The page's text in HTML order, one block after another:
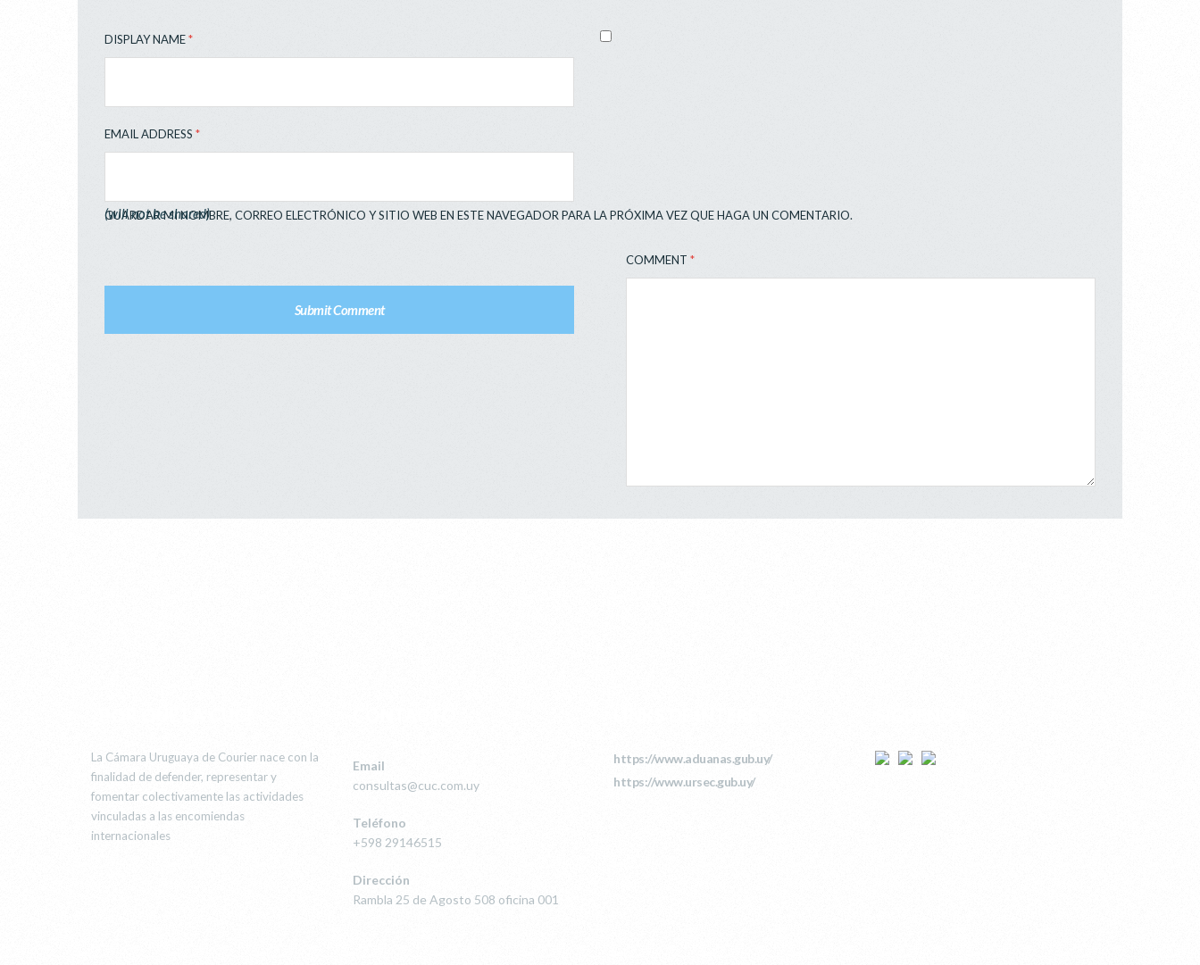
DISPLAY NAME*
EMAIL ADDRESS *
(will not be shared)
GUARDAR MI NOMBRE, CORREO ELECTRÓNICO Y SITIO WEB EN ESTE NAVEGADOR PARA LA PRÓXIMA VEZ QUE HAGA UN COMENTARIO.
COMMENT *
La Cámara Uruguaya de Courier nace con la
finalidad de defender, representar y
fomentar colectivamente las actividades
vinculadas a las encomiendas
internacionales
Email
consultas@cuc.com.uy
Teléfono
+598 29146515
Dirección
Rambla 25 de Agosto 508 oficina 001
https://www.aduanas.gub.uy/
https://www.ursec.gub.uy/